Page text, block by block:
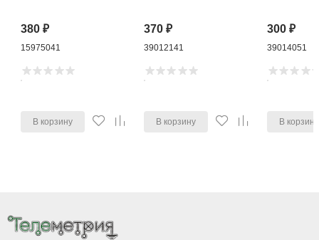
380₽
15975041
В корзину
370₽
39012141
В корзину
300₽
39014051
В корзину